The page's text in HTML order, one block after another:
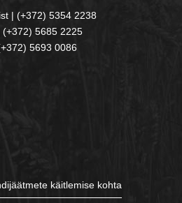
| (+372) 5354 2238
(+372) 5685 2225
5693 0086
käitlemise kohta